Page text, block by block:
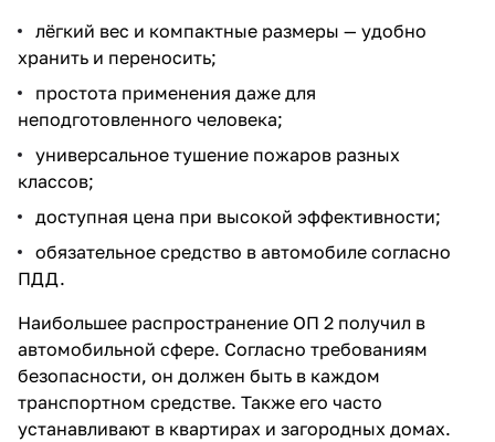
лёгкий вес и компактные размеры — удобно
хранить и переносить;
простота применения даже для
неподготовленного человека;
универсальное тушение пожаров разных
классов;
доступная цена при высокой эффективности;
обязательное средство в автомобиле согласно
ПДД.
Наибольшее распространение ОП 2 получил в
автомобильной сфере. Согласно требованиям
безопасности, он должен быть в каждом
транспортном средстве. Также его часто
устанавливают в квартирах и загородных домах.